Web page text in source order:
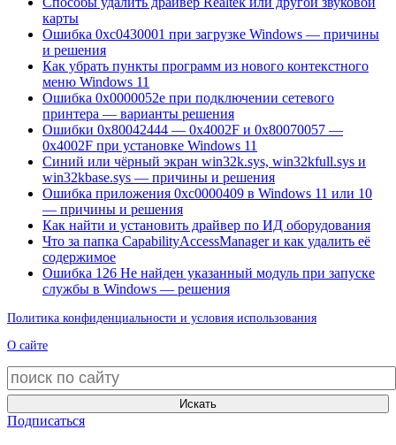
карты
Ошибка 0xc0430001 при загрузке Windows — причины
и решения
Как убрать пункты программ из нового контекстного
меню Windows 11
Ошибка 0x0000052e при подключении сетевого
принтера — варианты решения
Ошибки 0x80042444 — 0x4002F и 0x80070057 —
0x4002F при установке Windows 11
Синий или чёрный экран win32k.sys, win32kfull.sys и
win32kbase.sys — причины и решения
Ошибка приложения 0xc0000409 в Windows 11 или 10
— причины и решения
Как найти и установить драйвер по ИД оборудования
Что за папка CapabilityAccessManager и как удалить её
содержимое
Ошибка 126 Не найден указанный модуль при запуске
службы в Windows — решения
Политика конфиденциальности и условия использования
О сайте
Искать
Подписаться